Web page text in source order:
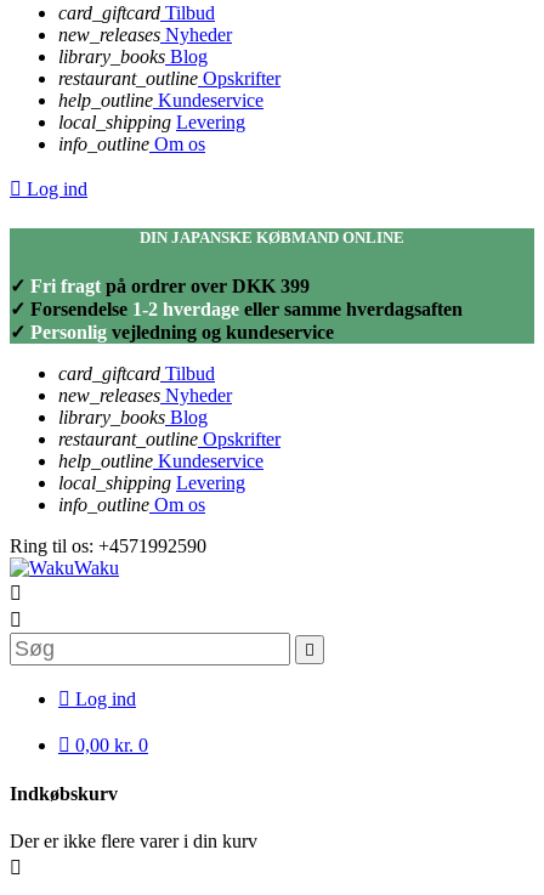
card_giftcard Tilbud
new_releases Nyheder
library_books Blog
restaurant_outline Opskrifter
help_outline Kundeservice
local_shipping Levering
info_outline Om os
 Log ind
DIN JAPANSKE KØBMAND ONLINE
✓ Fri fragt på ordrer over DKK 399
✓ Forsendelse 1-2 hverdage eller samme hverdagsaften
✓ Personlig vejledning og kundeservice
card_giftcard Tilbud
new_releases Nyheder
library_books Blog
restaurant_outline Opskrifter
help_outline Kundeservice
local_shipping Levering
info_outline Om os
Ring til os: +4571992590



 Log ind
 0,00 kr. 0
Indkøbskurv
Der er ikke flere varer i din kurv
